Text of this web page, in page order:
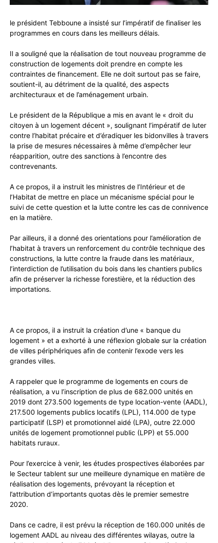
le président Tebboune a insisté sur l’impératif de finaliser les
programmes en cours dans les meilleurs délais.
Il a souligné que la réalisation de tout nouveau programme de
construction de logements doit prendre en compte les
contraintes de financement. Elle ne doit surtout pas se faire,
soutient-il, au détriment de la qualité, des aspects
architecturaux et de l’aménagement urbain.
Le président de la République a mis en avant le « droit du
citoyen à un logement décent », soulignant l’impératif de luter
contre l’habitat précaire et d’éradiquer les bidonvilles à travers
la prise de mesures nécessaires à même d’empêcher leur
réapparition, outre des sanctions à l’encontre des
contrevenants.
A ce propos, il a instruit les ministres de l’Intérieur et de
l’Habitat de mettre en place un mécanisme spécial pour le
suivi de cette question et la lutte contre les cas de connivence
en la matière.
Par ailleurs, il a donné des orientations pour l’amélioration de
l’habitat à travers un renforcement du contrôle technique des
constructions, la lutte contre la fraude dans les matériaux,
l’interdiction de l’utilisation du bois dans les chantiers publics
afin de préserver la richesse forestière, et la réduction des
importations.
A ce propos, il a instruit la création d’une « banque du
logement » et a exhorté à une réflexion globale sur la création
de villes périphériques afin de contenir l’exode vers les
grandes villes.
A rappeler que le programme de logements en cours de
réalisation, a vu l’inscription de plus de 682.000 unités en
2019 dont 273.500 logements de type location-vente (AADL),
217.500 logements publics locatifs (LPL), 114.000 de type
participatif (LSP) et promotionnel aidé (LPA), outre 22.000
unités de logement promotionnel public (LPP) et 55.000
habitats ruraux.
Pour l’exercice à venir, les études prospectives élaborées par
le Secteur tablent sur une meilleure dynamique en matière de
réalisation des logements, prévoyant la réception et
l’attribution d’importants quotas dès le premier semestre
2020.
Dans ce cadre, il est prévu la réception de 160.000 unités de
logement AADL au niveau des différentes wilayas, outre la